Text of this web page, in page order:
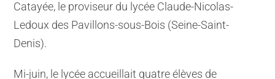
Catayée, le proviseur du lycée Claude-Nicolas-
Ledoux des Pavillons-sous-Bois (Seine-Saint-
Denis).
Mi-juin, le lycée accueillait quatre élèves de